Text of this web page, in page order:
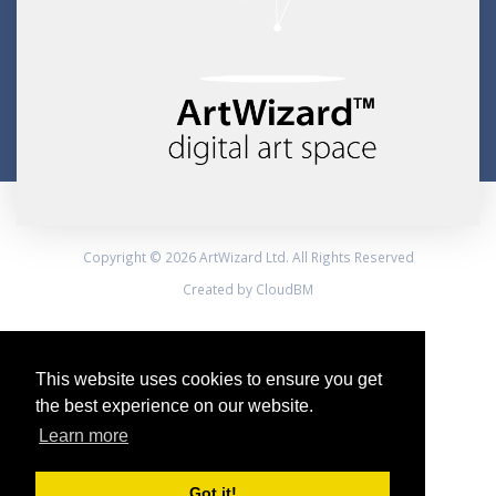
This website uses cookies to ensure you get
the best experience on our website.
Learn more
Copyright © 2026 ArtWizard Ltd. All Rights Reserved
Created by CloudBM